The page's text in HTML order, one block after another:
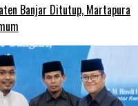
Banjar Ditutup, Martapura